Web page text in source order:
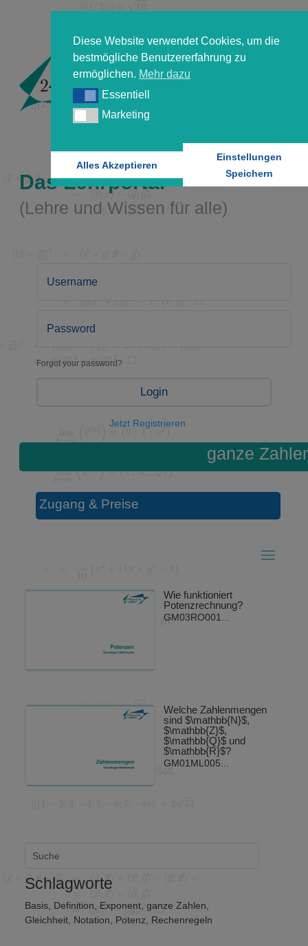
Diese Website verwendet Cookies, um die
bestmögliche Benutzererfahrung zu
ermöglichen. Mehr dazu
EssentiellEssentiell
MarketingMarketing
Alles Akzeptieren
Einstellungen
Speichern
Das Lehrportal
(Lehre und Wissen für alle)
Forgot your password?
Login
Jetzt Registrieren
ganze
Zugang & Preise
Wie funktioniert
Potenzrechnung?
GM03RO001...
Welche Zahlenmengen
sind $\mathbb{N}$,
$\mathbb{Z}$,
$\mathbb{Q}$ und
$\mathbb{R}$?
GM01ML005...
Schlagworte
Basis, Definition, Exponent, ganze Zahlen,
Gleichheit, Notation, Potenz, Rechenregeln